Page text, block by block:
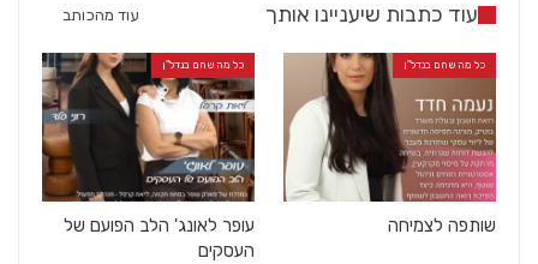
עוד כתבות שיעניינו אותך עוד מהכותב
כל מה שחם בנדל"ן
שותפה לצמיחה
כל מה שחם בנדל"ן
עופר לאונג' הלב הפועם של
העסקים